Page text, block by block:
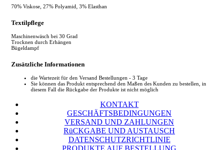
70% Viskose, 27% Polyamid, 3% Elasthan
Textilpflege
Maschinenwäsch bei 30 Grad
Trocknen durch Erhängen
Bügeldampf
Zusätzliche Informationen
die Wartezeit für den Versand Bestellungen - 3 Tage
Sie können das Produkt entsprechend den Maßen des Kunden zu bestellen, in
diesem Fall die Rückgabe der Produkte ist nicht möglich
KONTAKT
GESCHÄFTSBEDINGUNGEN
VERSAND UND ZAHLUNGEN
RüCKGABE UND AUSTAUSCH
DATENSCHUTZRICHTLINIE